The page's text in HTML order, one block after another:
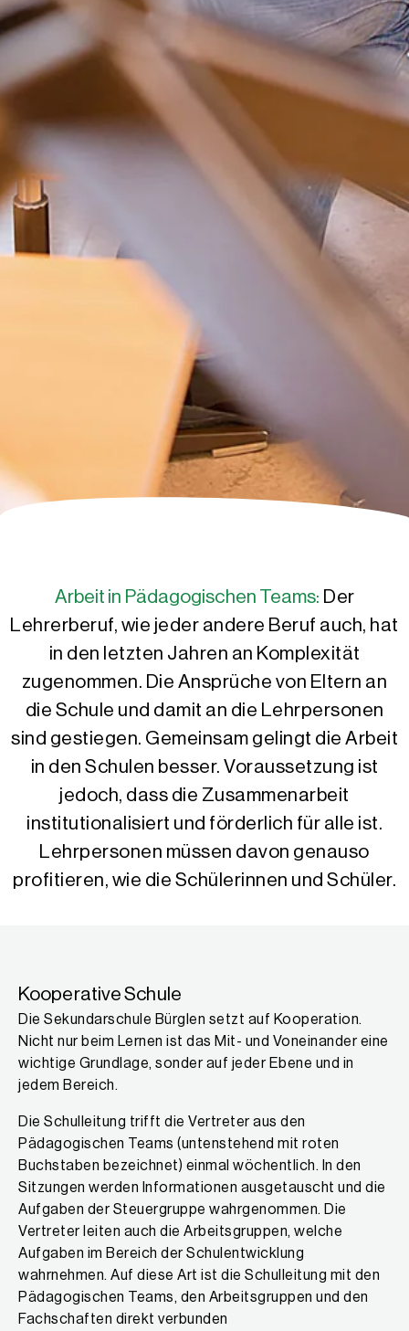
Arbeit in Pädagogischen Teams: Der
Lehrerberuf, wie jeder andere Beruf auch, hat
in den letzten Jahren an Komplexität
zugenommen. Die Ansprüche von Eltern an
die Schule und damit an die Lehrpersonen
sind gestiegen. Gemeinsam gelingt die Arbeit
in den Schulen besser. Voraussetzung ist
jedoch, dass die Zusammenarbeit
institutionalisiert und förderlich für alle ist.
Lehrpersonen müssen davon genauso
profitieren, wie die Schülerinnen und Schüler.
Kooperative Schule
Die Sekundarschule Bürglen setzt auf Kooperation.
Nicht nur beim Lernen ist das Mit- und Voneinander eine
wichtige Grundlage, sonder auf jeder Ebene und in
jedem Bereich.
Die Schulleitung trifft die Vertreter aus den
Pädagogischen Teams (untenstehend mit roten
Buchstaben bezeichnet) einmal wöchentlich. In den
Sitzungen werden Informationen ausgetauscht und die
Aufgaben der Steuergruppe wahrgenommen. Die
Vertreter leiten auch die Arbeitsgruppen, welche
Aufgaben im Bereich der Schulentwicklung
wahrnehmen. Auf diese Art ist die Schulleitung mit den
Pädagogischen Teams, den Arbeitsgruppen und den
Fachschaften direkt verbunden